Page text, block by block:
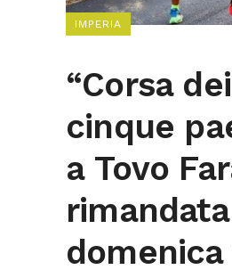
IMPERIA
“Corsa dei
cinque
a Tovo
domenica